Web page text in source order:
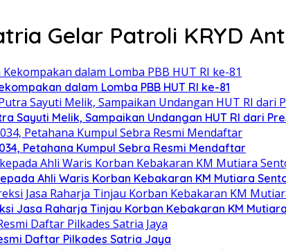
Gelar Patroli KRYD
dalam Lomba PBB HUT RI ke-81
Sayuti Melik, Sampaikan Undangan HUT RI dari
Petahana Kumpul Sebra Resmi Mendaftar
Ahli Waris Korban Kebakaran KM Mutiara
Jasa Raharja Tinjau Korban Kebakaran KM
Daftar Pilkades Satria Jaya